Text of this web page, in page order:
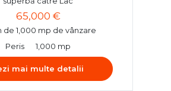
65,000 €
de 1,000 mp de vânzare
Peris
1,000 mp
mai multe detalii